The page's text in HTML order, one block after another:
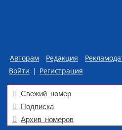
Авторам Редакция
Войти | Регистрация
Свежий номер
Подписка
Архив номеров